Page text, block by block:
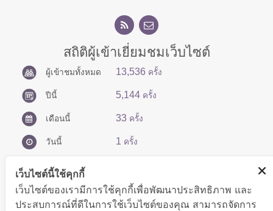
สถิติผู้เข้าเยี่ยมชมเว็บไซต์
ผู้เข้าชมทั้งหมด 13,536 ครั้ง
ปีนี้ 5,144 ครั้ง
เดือนนี้ 33 ครั้ง
วันนี้ 1 ครั้ง
เว็บไซต์นี้ใช้คุกกี้
เว็บไซต์ของเรามีการใช้คุกกี้เพื่อพัฒนาประสิทธิภาพ และ
ประสบการณ์ที่ดีในการใช้เว็บไซต์ของคุณ สามารถจัดการ